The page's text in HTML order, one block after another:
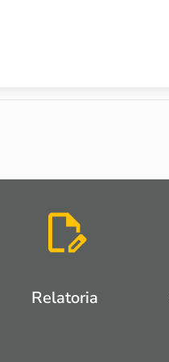
Relatoria